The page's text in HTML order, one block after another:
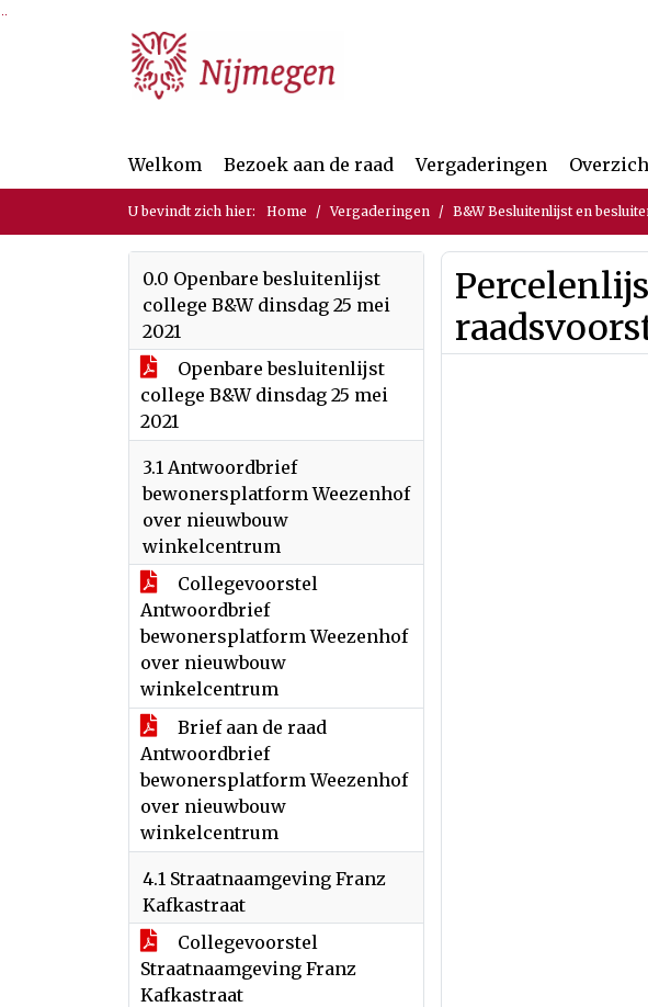
Ga naar de inhoud van deze pagina
Ga naar het zoeken
Ga naar het menu
Welkom Bezoek aan de raad Vergaderingen
U bevindt zich hier: Home Vergaderingen B&W Besluitenlijst en
0.0 Openbare besluitenlijst
college B&W dinsdag 25 mei
2021
Openbare besluitenlijst
college B&W dinsdag 25 mei
2021
3.1 Antwoordbrief
bewonersplatform Weezenhof
over nieuwbouw
winkelcentrum
Collegevoorstel
Antwoordbrief
bewonersplatform Weezenhof
over nieuwbouw
winkelcentrum
Brief aan de raad
Antwoordbrief
bewonersplatform Weezenhof
over nieuwbouw
winkelcentrum
4.1 Straatnaamgeving Franz
Kafkastraat
Collegevoorstel
Straatnaamgeving Franz
Kafkastraat